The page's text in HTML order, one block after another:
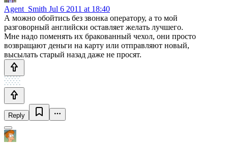
Agent_Smith Jul 6 2011 at 18:40
А можно обойтись без звонка оператору, а то мой
разговорный английски оставляет желать лучшего.
Мне надо поменять их бракованный чехол, они просто
возвращают деньги на карту или отправляют новый,
высылать старый назад даже не просят.
Reply